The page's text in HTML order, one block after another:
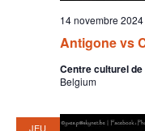
Antigone vs
14 novembre
Centre culturel
Belgium
JEU